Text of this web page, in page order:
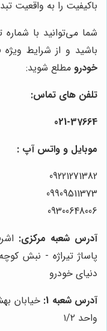
باکیفیت را به واقعیت
شما می‌توانید با
باشید و از شرایط
خودرو مطلع شوید:
تلفن های تماس:
021-37664
موبایل و واتس آپ :
09221271382
09909511373
09300648006
آدرس شعبه مرکزی:
دنیای خودرو
آدرس شعبه 1:
خیابان
واحد ۱/۲